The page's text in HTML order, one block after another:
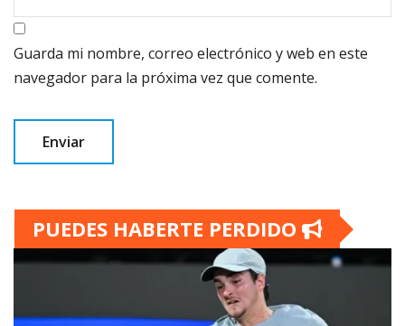
Guarda mi nombre, correo electrónico y web en este
navegador para la próxima vez que comente.
PUEDES HABERTE PERDIDO